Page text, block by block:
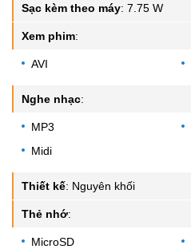
Sạc kèm theo máy: 7.75 W
Xem phim:
AVI
Nghe nhạc:
MP3
Midi
Thiết kế: Nguyên khối
Thẻ nhớ:
MicroSD